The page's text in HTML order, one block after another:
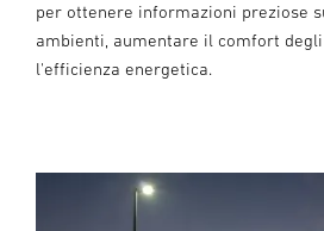
per ottenere informazioni preziose
ambienti, aumentare il comfort
l'efficienza energetica.